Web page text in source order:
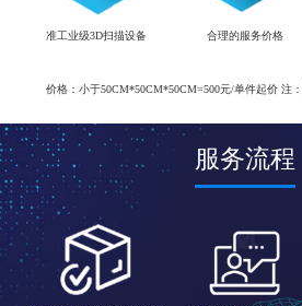
准工业级3D扫描设备 合理的服务价格
价格：小于50CM*50CM*50CM=500元/单件起价 注
服务流程